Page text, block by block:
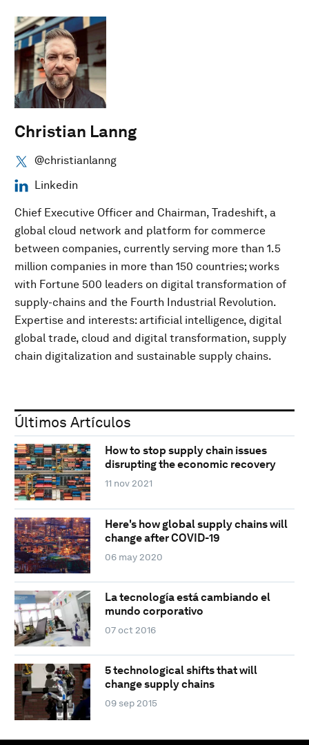
Christian Lanng
@christianlanng
Linkedin
Chief Executive Officer and Chairman, Tradeshift, a
global cloud network and platform for commerce
between companies, currently serving more than 1.5
million companies in more than 150 countries; works
with Fortune 500 leaders on digital transformation of
supply-chains and the Fourth Industrial Revolution.
Expertise and interests: artificial intelligence, digital
global trade, cloud and digital transformation, supply
chain digitalization and sustainable supply chains.
Últimos Artículos
How to stop supply chain issues
disrupting the economic recovery
11 nov 2021
Here's how global supply chains will
change after COVID-19
06 may 2020
La tecnología está cambiando el
mundo corporativo
07 oct 2016
5 technological shifts that will
change supply chains
09 sep 2015